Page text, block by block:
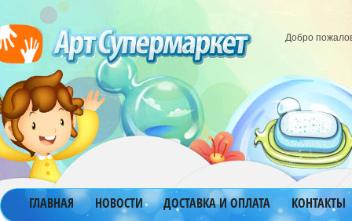
Добро
ГЛАВНАЯ НОВОСТИ ДОСТАВКА И ОПЛАТА
КОНТАКТЫ